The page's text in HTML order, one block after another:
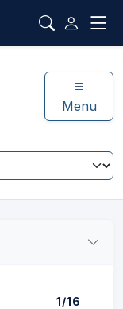
Menu
1/16